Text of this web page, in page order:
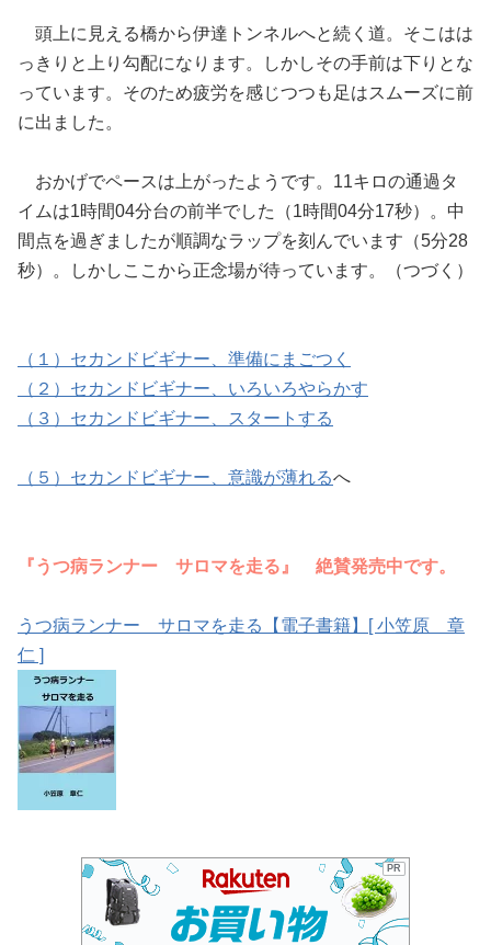
頭上に見える橋から伊達トンネルへと続く道。そこはは
っきりと上り勾配になります。しかしその手前は下りとな
っています。そのため疲労を感じつつも足はスムーズに前
に出ました。
おかげでペースは上がったようです。11キロの通過タ
イムは1時間04分台の前半でした（1時間04分17秒）。中
間点を過ぎましたが順調なラップを刻んでいます（5分28
秒）。しかしここから正念場が待っています。（つづく）
（１）セカンドビギナー、準備にまごつく
（２）セカンドビギナー、いろいろやらかす
（３）セカンドビギナー、スタートする
（５）セカンドビギナー、意識が薄れるへ
『うつ病ランナー サロマを走る』 絶賛発売中です。
うつ病ランナー サロマを走る【電子書籍】[ 小笠原 章
仁 ]
PR